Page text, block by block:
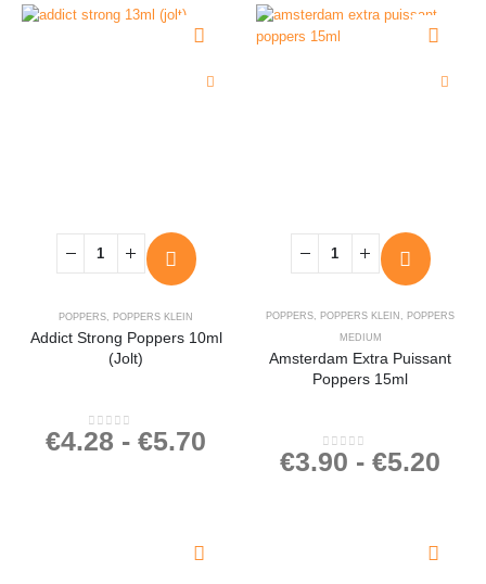
POPPERS, POPPERS KLEIN
Addict Strong Poppers 10ml
(Jolt)
0out of 5
€4.28 - €5.70
POPPERS, POPPERS KLEIN , POPPERS
MEDIUM
Amsterdam Extra Puissant
Poppers 15ml
0out of 5
€3.90 - €5.20